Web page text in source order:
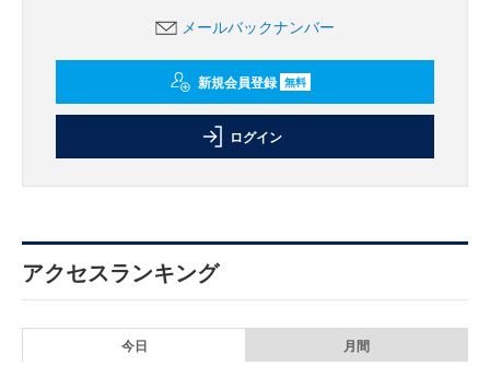
メールバックナンバー
新規会員登録 無料
ログイン
アクセスランキング
今日 月間